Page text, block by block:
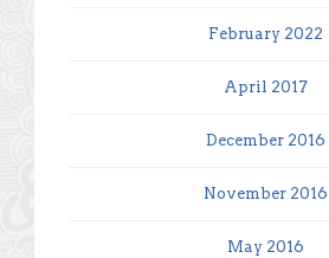
February 2022
April 2017
December 2016
November 2016
May 2016